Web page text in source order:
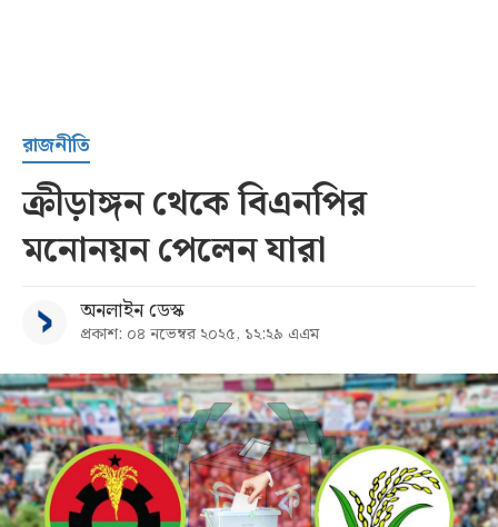
সর্বশেষ
বিভাগ
আর্কাইভ
কনভার্টার
রাজনীতি
ক্রীড়াঙ্গন থেকে বিএনপির
মনোনয়ন পেলেন যারা
অনলাইন ডেস্ক
প্রকাশ: ০৪ নভেম্বর ২০২৫, ১২:২৯ এএম